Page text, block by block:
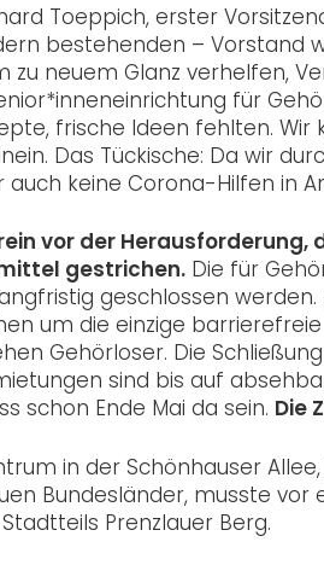
Toeppich, erster
bestehenden – Vorstand
zu neuem Glanz verhelfen,
für
frische Ideen fehlten.
Das Tückische: Da wir
keine Corona-Hilfen in
vor der Herausforderung,
gestrichen. Die für
geschlossen
um die einzige
Gehörloser. Die
sind bis auf
schon Ende Mai da sein. Die
in der Schönhauser
Bundesländer, musste
Prenzlauer Berg.